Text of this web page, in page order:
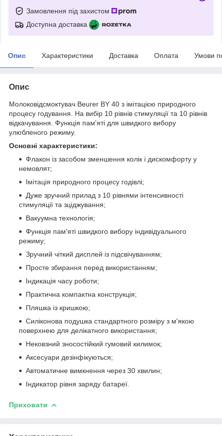
Замовлення під захистом
Доступна доставка
Опис Характеристики Доставка Оплата Умови
Опис
Молоковідсмоктувач Beurer BY 40 з імітацією природного
процесу годування. На вибір 10 рівнів стимуляції та 10 рівнів
відкачування. Функція пам'яті для швидкого вибору
улюбленого режиму.
Основні характеристики:
Флакон із засобом зменшення колік і дискомфорту у
немовлят;
Імітація природного процесу годівлі;
Дуже зручний прилад з 10 рівнями інтенсивності
стимуляції та зціджування;
Вакуумна технологія;
Функція пам'яті швидкого вибору індивідуального
режиму;
Зручний чіткий дисплей із підсвічуванням;
Просте збирання перед використанням;
Індикація часу роботи;
Практична компактна конструкція;
Пляшка із кришкою;
Силіконова подушка стандартного розміру з м'якою
поверхнею для делікатного використання;
Нековзний зносостійкий гумовий килимок;
Аксесуари дезінфікуються;
Автоматичне вимкнення через 30 хвилин;
Індикатор рівня заряду батареї.
Приховати